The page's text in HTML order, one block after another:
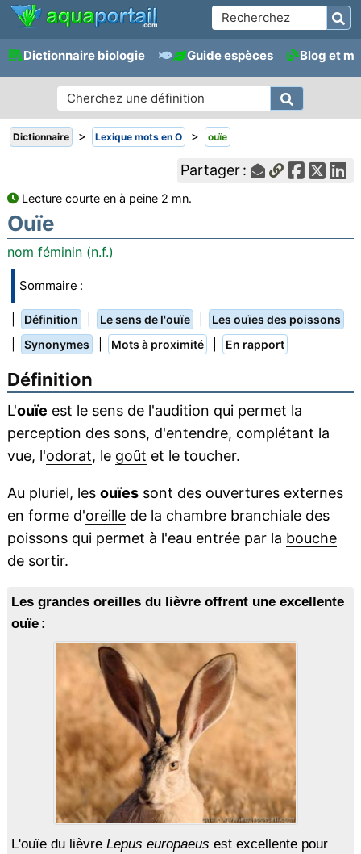
Dictionnaire biologie Guide espèces Blog et
Dictionnaire > Lexique mots en O > ouïe
Partager :
Lecture courte en à peine 2 mn.
Ouïe
nom féminin (n.f.)
Sommaire :
Définition Le sens de l'ouïe Les ouïes des poissons
Synonymes Mots à proximité En rapport
Définition
L'ouïe est le sens de l'audition qui permet la
perception des sons, d'entendre, complétant la
vue, l'odorat, le goût et le toucher.
Au pluriel, les ouïessont des ouvertures externes
en forme d'oreillede la chambre branchiale des
poissons qui permet à l'eau entrée par la bouche
de sortir.
Les grandes oreilles du lièvre offrent une excellente
ouïe :
L'ouïe du lièvre Lepus europaeus est excellente pour